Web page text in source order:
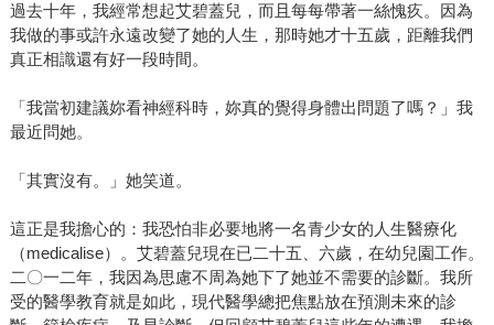
過去十年，我經常想起艾碧蓋兒，而且每每帶著一絲愧疚。因為
我做的事或許永遠改變了她的人生，那時她才十五歲，距離我們
真正相識還有好一段時間。
「我當初建議妳看神經科時，妳真的覺得身體出問題了嗎？」我
最近問她。
「其實沒有。」她笑道。
這正是我擔心的：我恐怕非必要地將一名青少女的人生醫療化
（medicalise）。艾碧蓋兒現在已二十五、六歲，在幼兒園工作。
二〇一二年，我因為思慮不周為她下了她並不需要的診斷。我所
受的醫學教育就是如此，現代醫學總把焦點放在預測未來的診